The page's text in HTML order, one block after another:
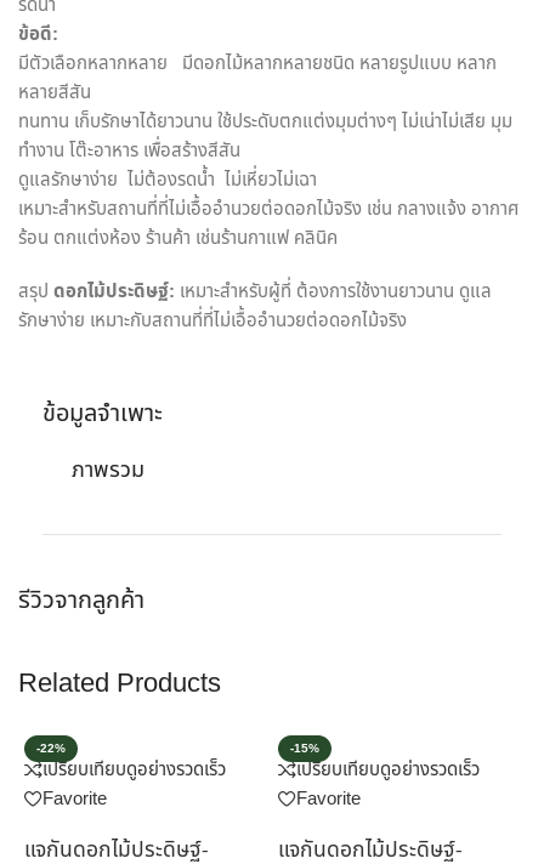
ข้อมูลจำเพาะ
ภาพรวม
รีวิวจากลูกค้า
ข้อดี:
มีตัวเลือกหลากหลาย มีดอกไม้หลากหลายชนิด หลายรูปแบบ หลาก
หลายสีสัน
ทนทาน เก็บรักษาได้ยาวนาน ใช้ประดับตกแต่งมุมต่างๆ ไม่เน่าไม่เสีย มุม
ทำงาน โต๊ะอาหาร เพื่อสร้างสีสัน
ดูแลรักษาง่าย ไม่ต้องรดน้ำ ไม่เหี่ยวไม่เฉา
เหมาะสำหรับสถานที่ที่ไม่เอื้ออำนวยต่อดอกไม้จริง เช่น กลางแจ้ง อากาศ
ร้อน ตกแต่งห้อง ร้านค้า เช่นร้านกาแฟ คลินิค
สรุป ดอกไม้ประดิษฐ์: เหมาะสำหรับผู้ที่ ต้องการใช้งานยาวนาน ดูแล
รักษาง่าย เหมาะกับสถานที่ที่ไม่เอื้ออำนวยต่อดอกไม้จริง
Related Products
-22%
เปรียบเทียบดูอย่างรวดเร็ว
Favorite
แจกันดอกไม้ประดิษฐ์-
-15%
เปรียบเทียบดูอย่างรวดเร็ว
Favorite
แจกันดอกไม้ประดิษฐ์-